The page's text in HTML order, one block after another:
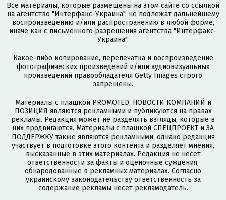
Все материалы, которые размещены на этом сайте со ссылкой
на агентство "Интерфакс-Украина", не подлежат дальнейшему
воспроизведению и/или распространению в любой форме,
иначе как с письменного разрешения агентства "Интерфакс-
Украина".
Какое-либо копирование, перепечатка и воспроизведение
фотографических произведений и/или аудиовизуальных
произведений правообладателя Getty Images строго
запрещены.
Материалы с плашкой PROMOTED, НОВОСТИ КОМПАНИЙ и
ПОЗИЦИЯ являются рекламными и публикуются на правах
рекламы. Редакция может не разделять взгляды, которые в
них продвигаются. Материалы с плашкой СПЕЦПРОЕКТ и ЗА
ПОДДЕРЖКУ также являются рекламными, однако редакция
участвует в подготовке этого контента и разделяет мнения,
высказанные в этих материалах. Редакция не несет
ответственности за факты и оценочные суждения,
обнародованные в рекламных материалах. Согласно
украинскому законодательству ответственность за
содержание рекламы несет рекламодатель.